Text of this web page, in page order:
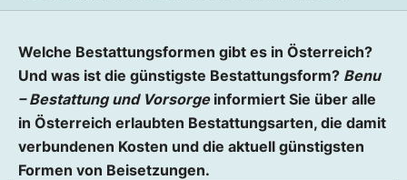
Welche Bestattungsformen gibt es in Österreich?
Und was ist die günstigste Bestattungsform? Benu
– Bestattung und Vorsorgeinformiert Sie über alle
in Österreich erlaubten Bestattungsarten, die damit
verbundenen Kosten und die aktuell günstigsten
Formen von Beisetzungen.